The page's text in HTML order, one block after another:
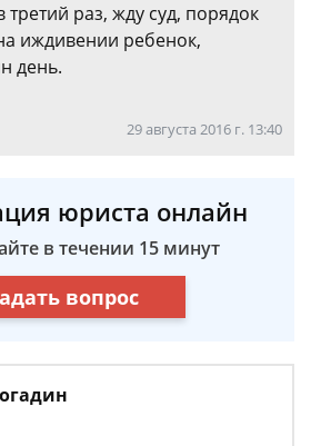
раз, жду суд, порядок
иждивении ребенок,
день.
29 августа 2016 г. 13:40
юриста онлайн
в течении 15 минут
вопрос